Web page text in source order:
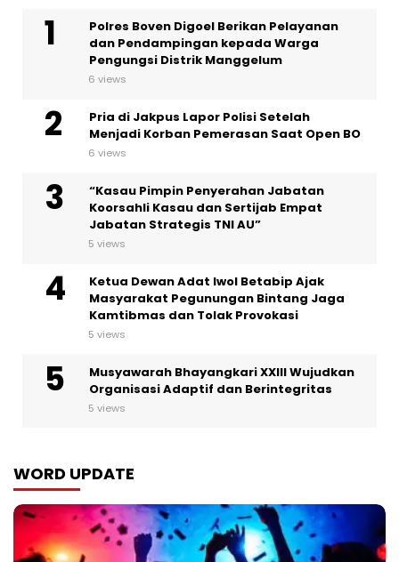
Polres Boven Digoel Berikan Pelayanan
dan Pendampingan kepada Warga
Pengungsi Distrik Manggelum
6 views
Pria di Jakpus Lapor Polisi Setelah
Menjadi Korban Pemerasan Saat Open BO
6 views
“Kasau Pimpin Penyerahan Jabatan
Koorsahli Kasau dan Sertijab Empat
Jabatan Strategis TNI AU”
5 views
Ketua Dewan Adat Iwol Betabip Ajak
Masyarakat Pegunungan Bintang Jaga
Kamtibmas dan Tolak Provokasi
5 views
Musyawarah Bhayangkari XXIII Wujudkan
Organisasi Adaptif dan Berintegritas
5 views
WORD UPDATE